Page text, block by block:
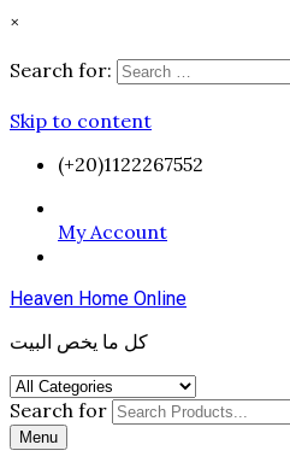
×
Search for:
Skip to content
(+20)1122267552
My Account
Heaven Home Online
كل ما يخص البيت
Search for
Menu